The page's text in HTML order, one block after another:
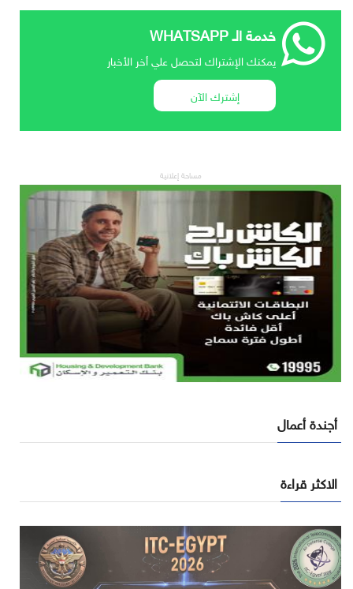
خدمة الـ WHATSAPP
يمكنك الإشتراك لتحصل علي أخر الأخبار
إشترك الآن
مساحة إعلانية
أجندة أعمال
الاكثر قراءة